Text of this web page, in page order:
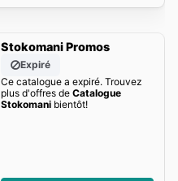
Stokomani Promos
Expiré
Ce catalogue a expiré. Trouvez
plus d'offres de Catalogue
Stokomanibientôt!